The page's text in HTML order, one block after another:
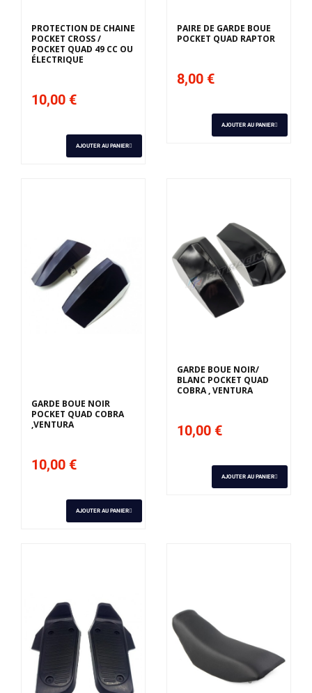
PROTECTION DE CHAINE
POCKET CROSS /
POCKET QUAD 49 CC OU
ÉLECTRIQUE
10,00 €
AJOUTER AU PANIER
PAIRE DE GARDE BOUE
POCKET QUAD RAPTOR
8,00 €
AJOUTER AU PANIER
GARDE BOUE NOIR
POCKET QUAD COBRA
,VENTURA
10,00 €
AJOUTER AU PANIER
GARDE BOUE NOIR/
BLANC POCKET QUAD
COBRA , VENTURA
10,00 €
AJOUTER AU PANIER